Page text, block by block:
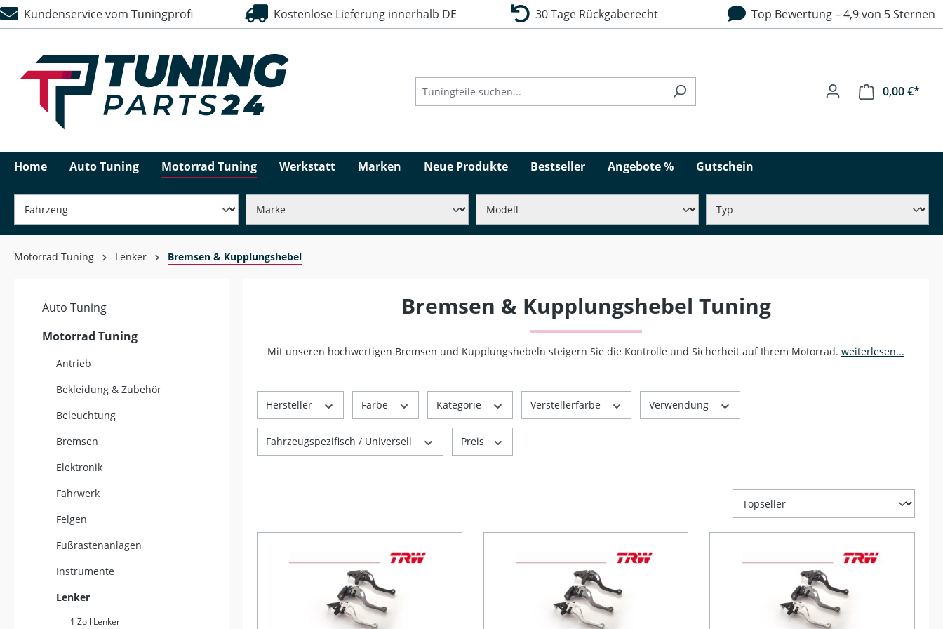
Zur Hauptnavigation springen
Kundenservice vom Tuningprofi Kostenlose Lieferung innerhalb DE 30 Tage Rückgaberecht Top Bewertung – 4,9 von 5 Sternen
0,00 €*
Home Auto Tuning Motorrad Tuning Werkstatt Marken Neue Produkte Bestseller Angebote % Gutschein
Motorrad Tuning Lenker Bremsen & Kupplungshebel
Auto Tuning
Motorrad Tuning
Antrieb
Bekleidung & Zubehör
Beleuchtung
Bremsen
Elektronik
Fahrwerk
Felgen
Fußrastenanlagen
Instrumente
Lenker
1 Zoll Lenker
Bremsen & Kupplungshebel Tuning
Mit unseren hochwertigen Bremsen und Kupplungshebeln steigern Sie die Kontrolle und Sicherheit auf Ihrem Motorrad. weiterlesen...
Hersteller Farbe Kategorie Verstellerfarbe Verwendung
Fahrzeugspezifisch / Universell Preis